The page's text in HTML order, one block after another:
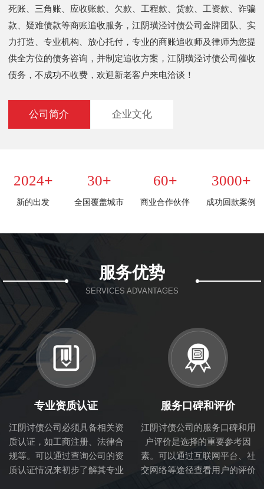
死账、三角账、应收账款、欠款、工程款、货款、工资款、诈骗
款、疑难债款等商账追收服务，江阴璜泾讨债公司金牌团队、实
力打造、专业机构、放心托付，专业的商账追收师及律师为您提
供全方位的债务咨询，并制定追收方案，江阴璜泾讨债公司催收
债务，不成功不收费，欢迎新老客户来电洽谈！
公司简介 企业文化
2024+
新的出发
30+
全国覆盖城市
60+
商业合作伙伴
3000+
成功回款案例
服务优势
SERVICES ADVANTAGES
专业资质认证
江阴讨债公司必须具备相关资
质认证，如工商注册、法律合
规等。可以通过查询公司的资
质认证情况来初步了解其专业
服务口碑和评价
江阴讨债公司的服务口碑和用
户评价是选择的重要参考因
素。可以通过互联网平台、社
交网络等途径查看用户的评价